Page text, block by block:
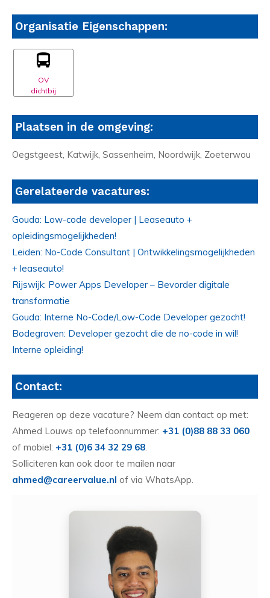
Organisatie Eigenschappen:
OV
dichtbij
Plaatsen in de omgeving:
Oegstgeest, Katwijk, Sassenheim, Noordwijk, Zoeterwou
Gerelateerde vacatures:
Gouda: Low-code developer | Leaseauto +
opleidingsmogelijkheden!
Leiden: No-Code Consultant | Ontwikkelingsmogelijkheden
+ leaseauto!
Rijswijk: Power Apps Developer – Bevorder digitale
transformatie
Gouda: Interne No-Code/Low-Code Developer gezocht!
Bodegraven: Developer gezocht die de no-code in wil!
Interne opleiding!
Contact:
Reageren op deze vacature? Neem dan contact op met:
Ahmed Louws op telefoonnummer: +31 (0)88 88 33 060
of mobiel: +31 (0)6 34 32 29 68
Solliciteren kan ook door te mailen naar
ahmed@careervalue.nl of via WhatsApp.